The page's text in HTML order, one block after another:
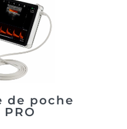
de poche